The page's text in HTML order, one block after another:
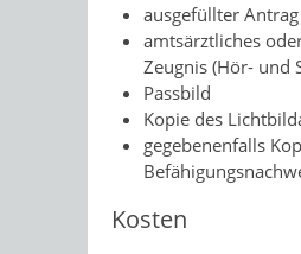
ausgefüllter Antrag
amtsärztliches
Zeugnis (Hör- und
Passbild
Kopie des
gegebenenfalls
Kosten